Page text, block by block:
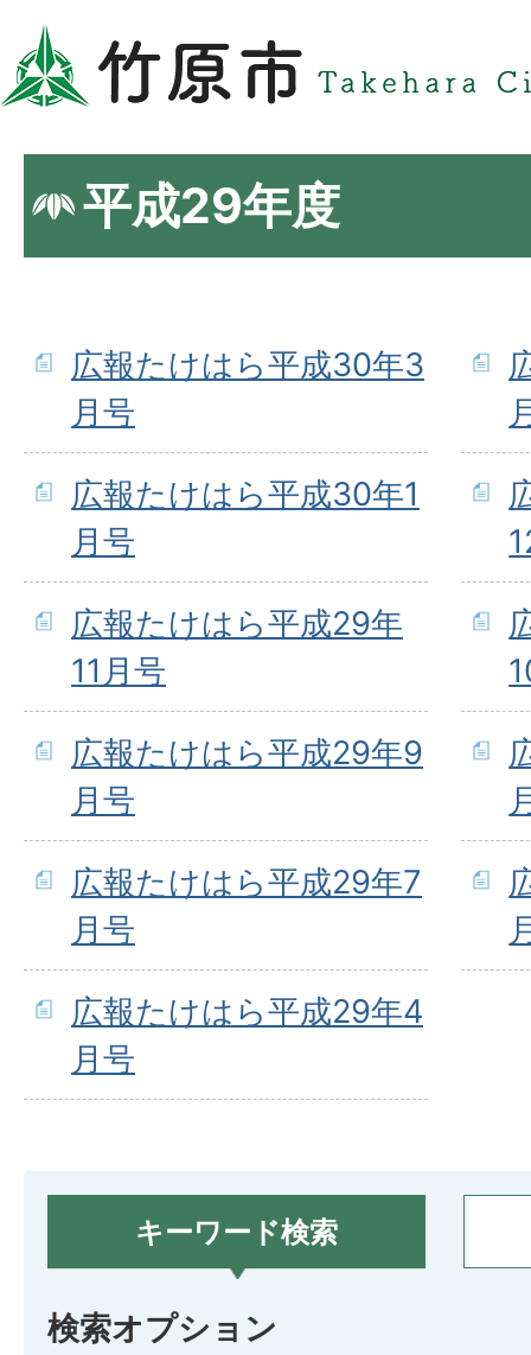
平成29年度
広報たけはら平成30年3
月号
広報たけはら平成30年1
月号
広報たけはら平成29年
11月号
広報たけはら平成29年9
月号
広報たけはら平成29年7
月号
広報たけはら平成29年4
月号
キーワード検索
検索オプション